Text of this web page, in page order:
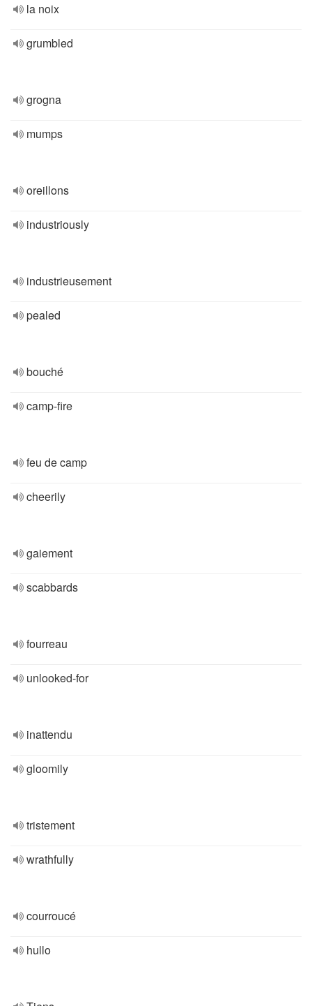
la noix
grumbled
grogna
mumps
oreillons
industriously
industrieusement
pealed
bouché
camp-fire
feu de camp
cheerily
gaiement
scabbards
fourreau
unlooked-for
inattendu
gloomily
tristement
wrathfully
courroucé
hullo